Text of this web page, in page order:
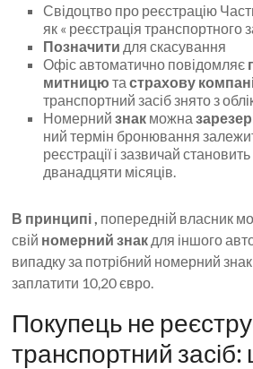
Свідоцтво про реєстрацію
як « реєстрація транспортного
Позначити для скасування
Офіс автоматично повідомляє
митницю тастрахову
транспортний засіб знято з
Номернийзнак можна
ний термін бронювання
реєстрації і зазвичай
дванадцяти місяців.
В принципі , попередній власник
свій номерний знак для іншого
випадку за потрібний номерний
заплатити 10,20 євро.
Покупець не
транспортний